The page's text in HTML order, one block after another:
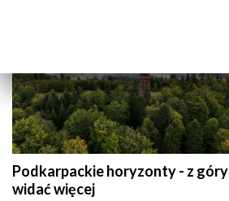
Podkarpackie horyzonty - z góry
widać więcej